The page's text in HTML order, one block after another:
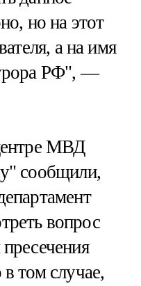
но на этот
а на имя
РФ", —
МВД
сообщили,
вопрос
том случае,